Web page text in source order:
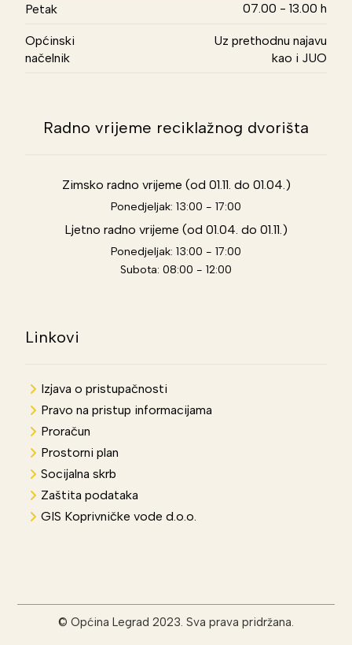
Petak 07.00 - 13.00 h
Općinski
načelnik
Uz prethodnu najavu
kao i JUO
Radno vrijeme reciklažnog dvorišta
Zimsko radno vrijeme (od 01.11. do 01.04.)
Ponedjeljak: 13:00 - 17:00
Ljetno radno vrijeme (od 01.04. do 01.11.)
Ponedjeljak: 13:00 - 17:00
Subota: 08:00 - 12:00
Linkovi
Izjava o pristupačnosti
Pravo na pristup informacijama
Proračun
Prostorni plan
Socijalna skrb
Zaštita podataka
GIS Koprivničke vode d.o.o.
© Općina Legrad 2023. Sva prava pridržana.